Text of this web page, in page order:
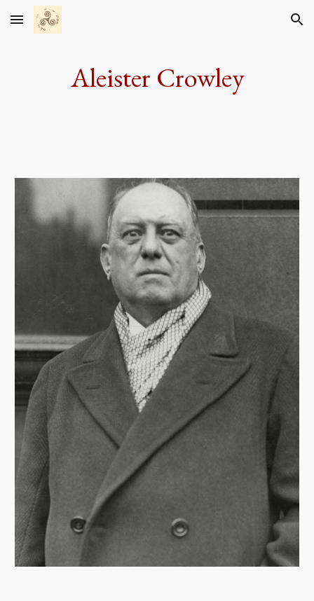
Skip to main content Skip to navigation
Aleister Crowley